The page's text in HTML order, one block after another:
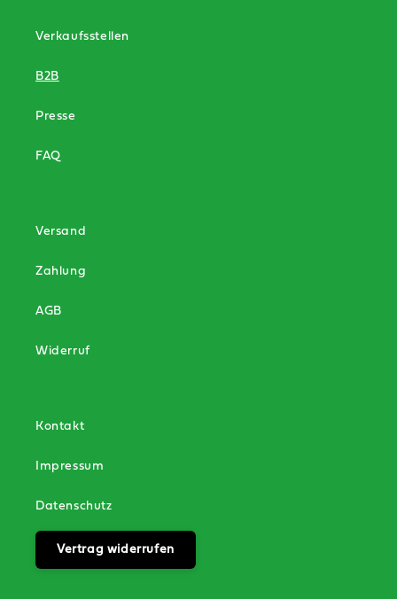
Verkaufsstellen
B2B
Presse
FAQ
Versand
Zahlung
AGB
Widerruf
Kontakt
Impressum
Datenschutz
Vertrag widerrufen